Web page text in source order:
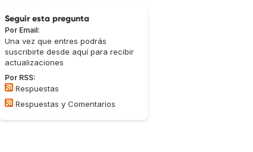
Seguir esta pregunta
Por Email:
Una vez que entres podrás
suscribirte desde aquí para recibir
actualizaciones
Por RSS:
Respuestas
Respuestas y Comentarios